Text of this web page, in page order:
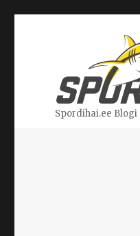
Spordihai.ee